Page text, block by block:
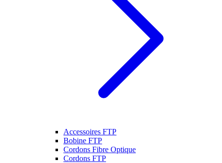
Accessoires FTP
Bobine FTP
Cordons Fibre Optique
Cordons FTP